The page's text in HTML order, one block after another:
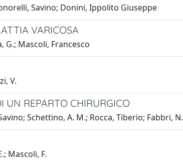
Savino; Donini, Ippolito Giuseppe
VARICOSA
G.; Mascoli, Francesco
V.
REPARTO CHIRURGICO
Schettino, A. M.; Rocca, Tiberio; Fabbri, N.
Mascoli, F.